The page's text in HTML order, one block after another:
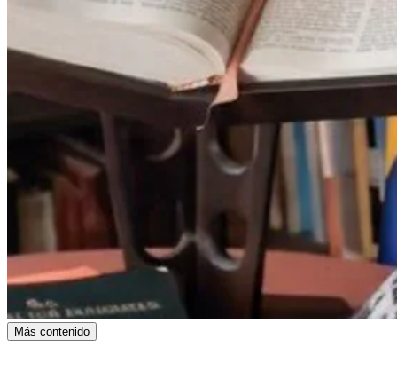
Más contenido